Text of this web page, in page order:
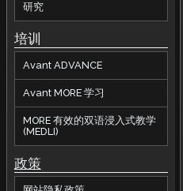
研究
培训
Avant ADVANCE
Avant MORE 学习
MORE 有效的双语浸入式教学
(MEDLI)
政策